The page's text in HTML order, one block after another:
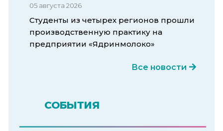
05 августа 2026
Студенты из четырех регионов прошли
производственную практику на
предприятии «Ядринмолоко»
Все новости
СОБЫТИЯ